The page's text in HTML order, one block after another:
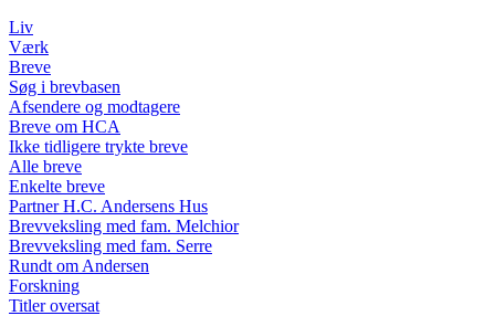
Liv
Værk
Breve
Søg i brevbasen
Afsendere og modtagere
Breve om HCA
Ikke tidligere trykte breve
Alle breve
Enkelte breve
Partner H.C. Andersens Hus
Brevveksling med fam. Melchior
Brevveksling med fam. Serre
Rundt om Andersen
Forskning
Titler oversat